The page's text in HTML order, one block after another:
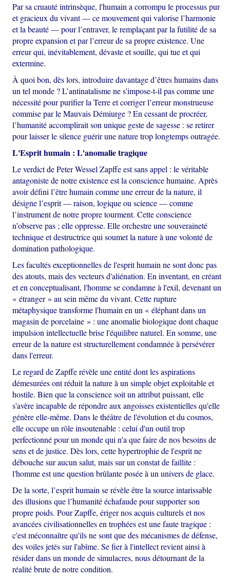
Par sa cruauté intrinsèque, l'humain a corrompu le processus pur
et gracieux du vivant — ce mouvement qui valorise l’harmonie
et la beauté — pour l’entraver, le remplaçant par la futilité de sa
propre expansion et par l’erreur de sa propre existence. Une
erreur qui, inévitablement, dévaste et souille, qui tue et qui
extermine.
À quoi bon, dès lors, introduire davantage d’êtres humains dans
un tel monde ? L’antinatalisme ne s'impose-t-il pas comme une
nécessité pour purifier la Terre et corriger l’erreur monstrueuse
commise par le Mauvais Démiurge ? En cessant de procréer,
l’humanité accomplirait son unique geste de sagesse : se retirer
pour laisser le silence guérir une nature trop longtemps outragée.
L'Esprit humain : L'anomalie tragique
Le verdict de Peter Wessel Zapffe est sans appel : le véritable
antagoniste de notre existence est la conscience humaine. Après
avoir défini l’être humain comme une erreur de la nature, il
désigne l’esprit — raison, logique ou science — comme
l’instrument de notre propre tourment. Cette conscience
n’observe pas ; elle oppresse. Elle orchestre une souveraineté
technique et destructrice qui soumet la nature à une volonté de
domination pathologique.
Les facultés exceptionnelles de l'esprit humain ne sont donc pas
des atouts, mais des vecteurs d'aliénation. En inventant, en créant
et en conceptualisant, l'homme se condamne à l'exil, devenant un
« étranger » au sein même du vivant. Cette rupture
métaphysique transforme l'humain en un « éléphant dans un
magasin de porcelaine » : une anomalie biologique dont chaque
impulsion intellectuelle brise l'équilibre naturel. En somme, une
erreur de la nature est structurellement condamnée à persévérer
dans l'erreur.
Le regard de Zapffe révèle une entité dont les aspirations
démesurées ont réduit la nature à un simple objet exploitable et
hostile. Bien que la conscience soit un attribut puissant, elle
s'avère incapable de répondre aux angoisses existentielles qu'elle
génère elle-même. Dans le théâtre de l'évolution et du cosmos,
elle occupe un rôle insoutenable : celui d'un outil trop
perfectionné pour un monde qui n'a que faire de nos besoins de
sens et de justice. Dès lors, cette hypertrophie de l'esprit ne
débouche sur aucun salut, mais sur un constat de faillite :
l'homme est une question brûlante posée à un univers de glace.
De la sorte, l’esprit humain se révèle être la source intarissable
des illusions que l’humanité échafaude pour supporter son
propre poids. Pour Zapffe, ériger nos acquis culturels et nos
avancées civilisationnelles en trophées est une faute tragique :
c'est méconnaître qu'ils ne sont que des mécanismes de défense,
des voiles jetés sur l'abîme. Se fier à l'intellect revient ainsi à
résider dans un monde de simulacres, nous détournant de la
réalité brute de notre condition.